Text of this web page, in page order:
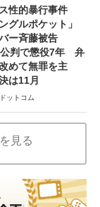
性的暴行事件
グルポケット」
ー斉藤被告
公判で懲役7年 弁
めて無罪を主
は11月
ットコム
見る